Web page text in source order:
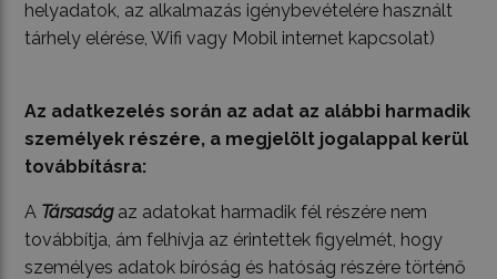
helyadatok, az alkalmazás igénybevételére használt
tárhely elérése, Wifi vagy Mobil internet kapcsolat)
Az adatkezelés során az adat az alábbi harmadik
személyek részére, a megjelölt jogalappal kerül
továbbításra:
A Társaság az adatokat harmadik fél részére nem
továbbítja, ám felhívja az érintettek figyelmét, hogy
személyes adatok bíróság és hatóság részére történő